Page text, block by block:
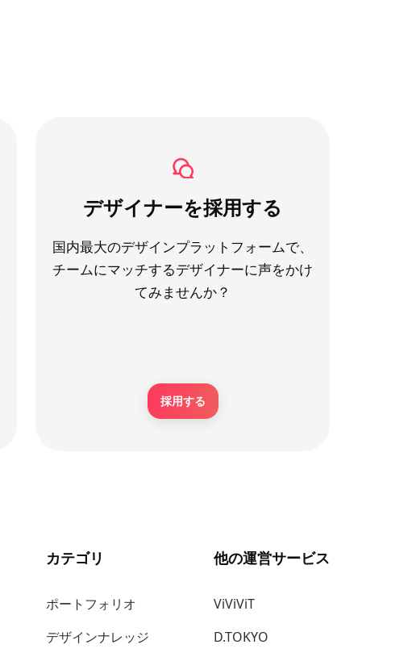
デザイナーを採用する
国内最大のデザインプラットフォームで、
チームにマッチするデザイナーに声をかけ
てみませんか？
採用する
カテゴリ
ポートフォリオ
デザインナレッジ
他の運営サービス
ViViViT
D.TOKYO